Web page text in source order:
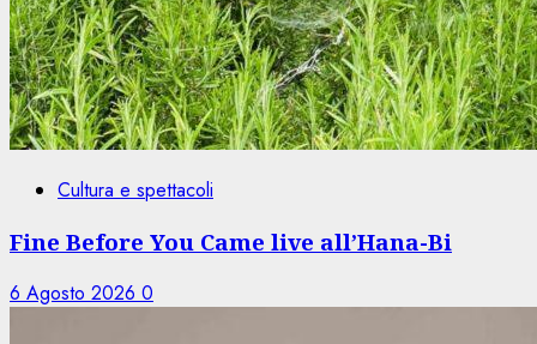
Cultura e spettacoli
Fine Before You Came live all’Hana-Bi
6 Agosto 2026 0